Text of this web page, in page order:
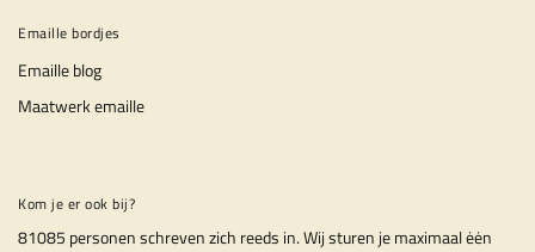
Emaille bordjes
Emaille blog
Maatwerk emaille
Kom je er ook bij?
81085 personen schreven zich reeds in. Wij sturen je maximaal ėėn